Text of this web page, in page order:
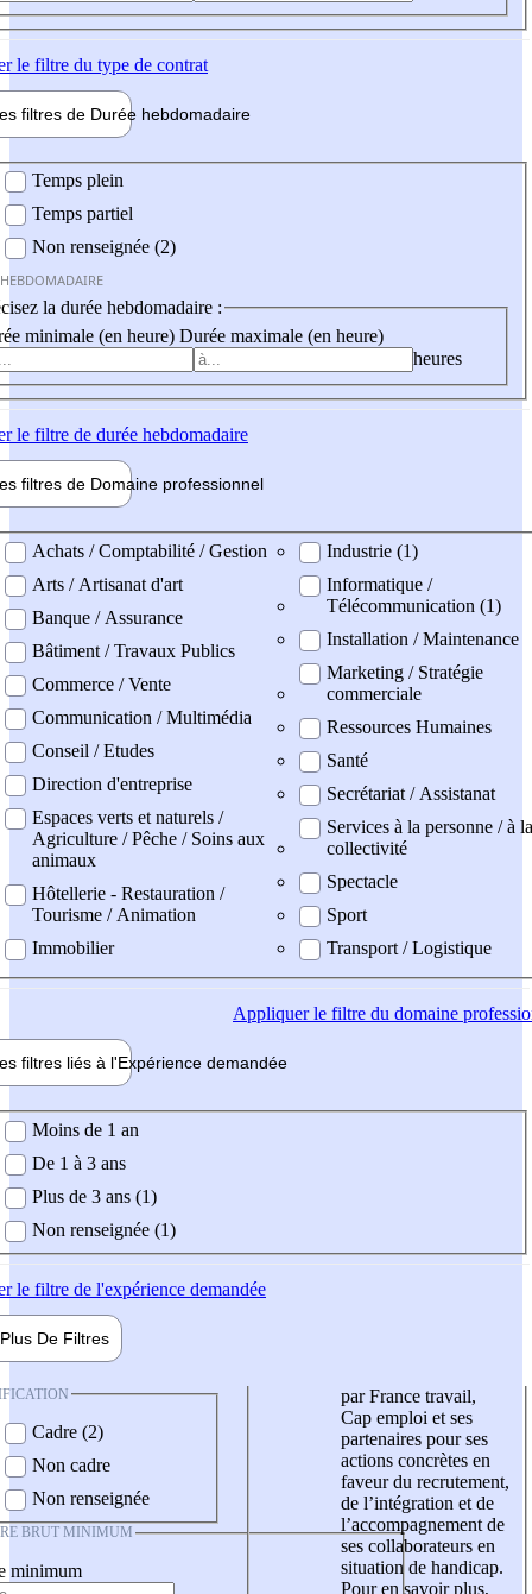
le filtre du type de contrat
filtres de Durée hebdomadaire
Temps plein
Temps partiel
Non renseignée (2)
la durée hebdomadaire :
minimale (en heure) Durée maximale (en heure)
heures
le filtre de durée hebdomadaire
filtres de Domaine professionnel
professionel
Achats / Comptabilité / Gestion
Arts / Artisanat d'art
Banque / Assurance
Bâtiment / Travaux Publics
Commerce / Vente
Communication / Multimédia
Conseil / Etudes
Direction d'entreprise
Espaces verts et naturels /
Agriculture / Pêche / Soins aux
animaux
Hôtellerie - Restauration /
Tourisme / Animation
Immobilier
Industrie (1)
Informatique /
Télécommunication (1)
Installation / Maintenance
Marketing / Stratégie
commerciale
Ressources Humaines
Santé
Secrétariat / Assistanat
Services à la personne / à la
collectivité
Spectacle
Sport
Transport / Logistique
Appliquerle filtre du domaine
filtres liés à l'Expérience demandée
demandée
Moins de 1 an
De 1 à 3 ans
Plus de 3 ans (1)
Non renseignée (1)
le filtre de l'expérience demandée
Plus De Filtres
Cadre (2)
Non cadre
Non renseignée
BRUT MINIMUM
minimum
par France travail,
Cap emploi et ses
partenaires pour ses
actions concrètes en
faveur du recrutement,
de l’intégration et de
l’accompagnement de
ses collaborateurs en
situation de handicap.
Pour en savoir plus,